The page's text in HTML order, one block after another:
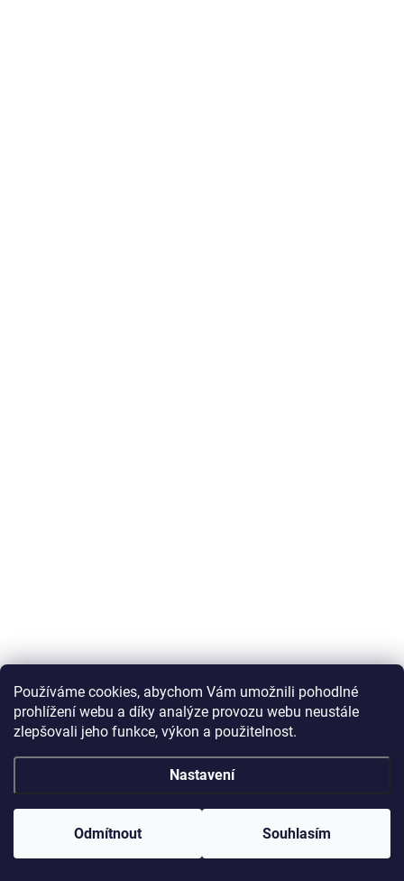
Používáme cookies, abychom Vám umožnili pohodlné
prohlížení webu a díky analýze provozu webu neustále
zlepšovali jeho funkce, výkon a použitelnost.
Nastavení
Odmítnout Souhlasím